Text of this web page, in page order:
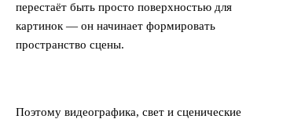
перестаёт быть просто поверхностью для
картинок — он начинает формировать
пространство сцены.
Поэтому видеографика, свет и сценические